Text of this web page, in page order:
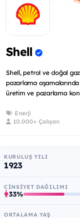
Shell
Shell, petrol ve doğal
pazarlama
üretim ve pazarlama
Enerji
10.000+ Çalışan
KURULUŞ YILI
1923
CINSIYET DAĞILIMI
33%
ORTALAMA YAŞ